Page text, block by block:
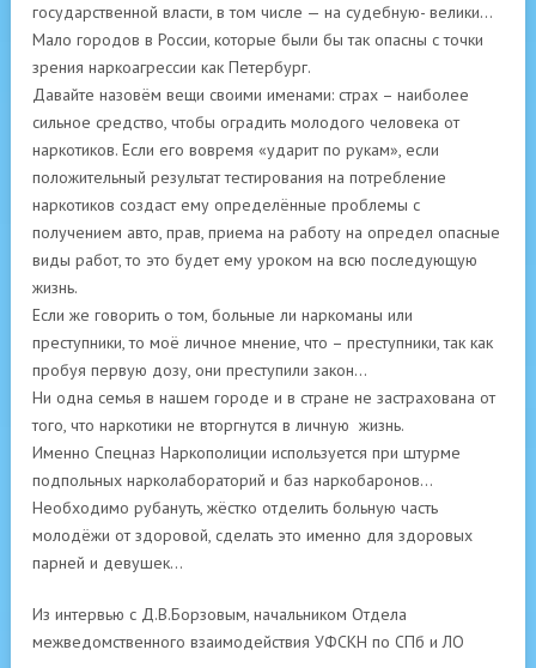
государственной власти, в том числе — на судебную- велики…
Мало городов в России, которые были бы так опасны с точки
зрения наркоагрессии как Петербург.
Давайте назовём вещи своими именами: страх – наиболее
сильное средство, чтобы оградить молодого человека от
наркотиков. Если его вовремя «ударит по рукам», если
положительный результат тестирования на потребление
наркотиков создаст ему определённые проблемы с
получением авто, прав, приема на работу на определ опасные
виды работ, то это будет ему уроком на всю последующую
жизнь.
Если же говорить о том, больные ли наркоманы или
преступники, то моё личное мнение, что – преступники, так как
пробуя первую дозу, они преступили закон…
Ни одна семья в нашем городе и в стране не застрахована от
того, что наркотики не вторгнутся в личную жизнь.
Именно Спецназ Наркополиции используется при штурме
подпольных нарколабораторий и баз наркобаронов…
Необходимо рубануть, жёстко отделить больную часть
молодёжи от здоровой, сделать это именно для здоровых
парней и девушек…
Из интервью с Д.В.Борзовым, начальником Отдела
межведомственного взаимодействия УФСКН по СПб и ЛО